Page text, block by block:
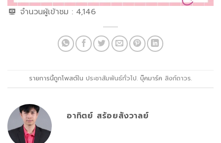
จำนวนผู้เข้าชม : 4,146
รายการนี้ถูกโพสต์ใน ประชาสัมพันธ์ทั่วไป. บุ๊คมาร์ค ลิงก์ถาวร.
อาทิตย์ สร้อยสังวาลย์